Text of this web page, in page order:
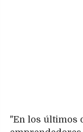
"En los últimos